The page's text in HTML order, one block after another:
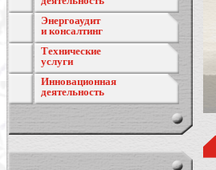
Энергоаудит
и консалтинг
Технические
услуги
Инновационная
деятельность